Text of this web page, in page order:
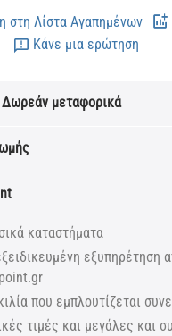
στη Λίστα Αγαπημένων
Κάνε μια ερώτηση
μεταφορικά
καταστήματα
εξυπηρέτηση
που εμπλουτίζεται
τιμές και μεγάλες και